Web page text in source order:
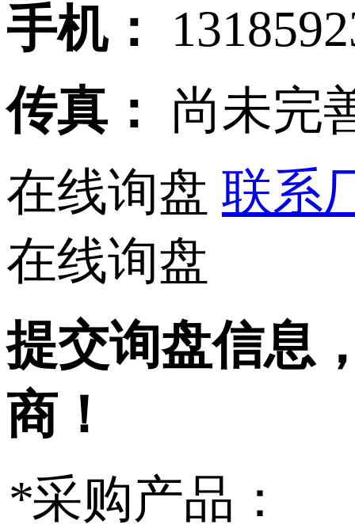
手机：
传真：
尚未完
在线询盘 联系
在线询盘
提交询盘信息
商！
*采购产品：